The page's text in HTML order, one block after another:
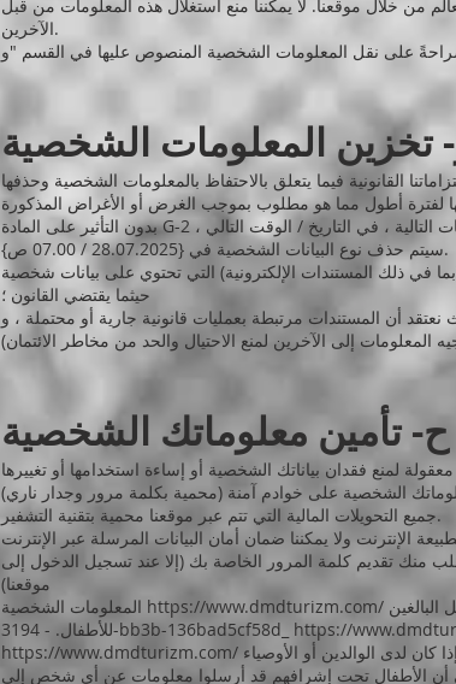
من خلال موقعنا. لا يمكننا منع استغلال هذه المعلومات من قبل
الآخرين.
تخزين المعلومات الشخصية
سيتم حذف نوع البيانات الشخصية في {28.07.2025 / 07.00 ص}.
حيثما يقتضي القانون ؛
نعتقد أن المستندات مرتبطة بعمليات قانونية جارية أو محتملة ، و
ح- تأمين معلوماتك الشخصية
جميع التحويلات المالية التي تتم عبر موقعنا محمية بتقنية التشفير.
منك تقديم كلمة المرور الخاصة بك (إلا عند تسجيل الدخول إلى
موقعنا)
https://www.dmdturizm.com/
للأطفال. - 3194-bb3b-136bad5cf58d_ https://
https://www.dmdturizm.com/